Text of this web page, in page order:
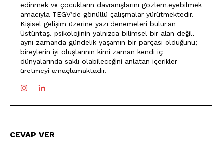
edinmek ve çocukların davranışlarını gözlemleyebilmek
amacıyla TEGV’de gönüllü çalışmalar yürütmektedir.
Kişisel gelişim üzerine yazı denemeleri bulunan
Üstüntaş, psikolojinin yalnızca bilimsel bir alan değil,
aynı zamanda gündelik yaşamın bir parçası olduğunu;
bireylerin iyi oluşlarının kimi zaman kendi iç
dünyalarında saklı olabileceğini anlatan içerikler
üretmeyi amaçlamaktadır.
CEVAP VER